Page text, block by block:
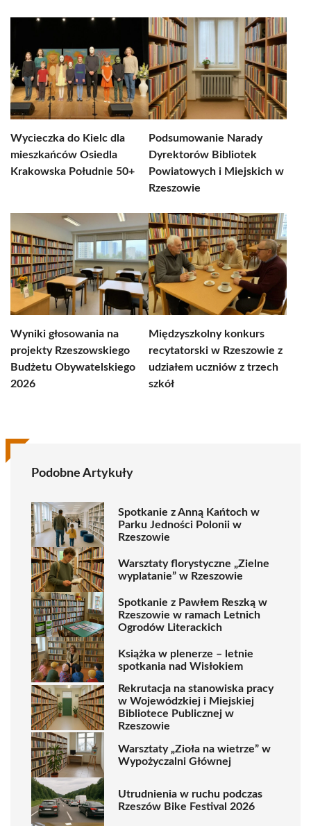
Wycieczka do Kielc dla
mieszkańców Osiedla
Krakowska Południe 50+
Podsumowanie Narady
Dyrektorów Bibliotek
Powiatowych i Miejskich w
Rzeszowie
Wyniki głosowania na
projekty Rzeszowskiego
Budżetu Obywatelskiego
2026
Międzyszkolny konkurs
recytatorski w Rzeszowie z
udziałem uczniów z trzech
szkół
Podobne Artykuły
Spotkanie z Anną Kańtoch w
Parku Jedności Polonii w
Rzeszowie
Warsztaty florystyczne „Zielne
wyplatanie” w Rzeszowie
Spotkanie z Pawłem Reszką w
Rzeszowie w ramach Letnich
Ogrodów Literackich
Książka w plenerze – letnie
spotkania nad Wisłokiem
Rekrutacja na stanowiska pracy
w Wojewódzkiej i Miejskiej
Bibliotece Publicznej w
Rzeszowie
Warsztaty „Zioła na wietrze” w
Wypożyczalni Głównej
Utrudnienia w ruchu podczas
Rzeszów Bike Festival 2026